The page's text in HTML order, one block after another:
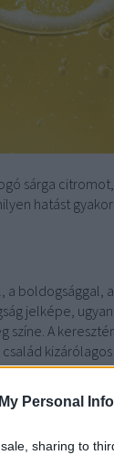
Personal
sharing to
sárga
hatást
a boldogsággal,
jelképe,
színe. A